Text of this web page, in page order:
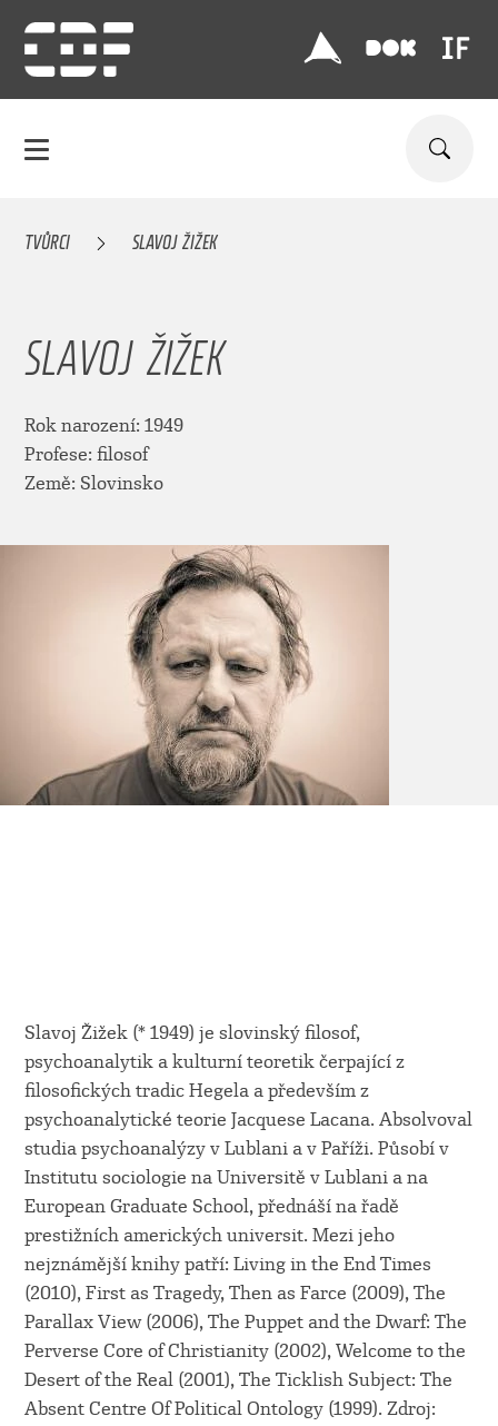
TVŮRCI SLAVOJ ŽIŽEK
SLAVOJ ŽIŽEK
Rok narození: 1949
Profese: filosof
Země: Slovinsko
Slavoj Žižek (* 1949) je slovinský filosof,
psychoanalytik a kulturní teoretik čerpající z
filosofických tradic Hegela a především z
psychoanalytické teorie Jacquese Lacana. Absolvoval
studia psychoanalýzy v Lublani a v Paříži. Působí v
Institutu sociologie na Universitě v Lublani a na
European Graduate School, přednáší na řadě
prestižních amerických universit. Mezi jeho
nejznámější knihy patří: Living in the End Times
(2010), First as Tragedy, Then as Farce (2009), The
Parallax View (2006), The Puppet and the Dwarf: The
Perverse Core of Christianity (2002), Welcome to the
Desert of the Real (2001), The Ticklish Subject: The
Absent Centre Of Political Ontology (1999). Zdroj: